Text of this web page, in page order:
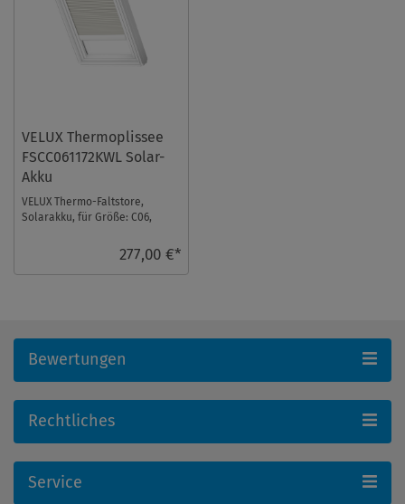
VELUX Thermoplissee
FSCC061172KWL Solar-
Akku
VELUX Thermo-Faltstore,
Solarakku, für Größe: C06,
Schiene, io-homecontr ...277,00 €*
Bewertungen
Rechtliches
Service